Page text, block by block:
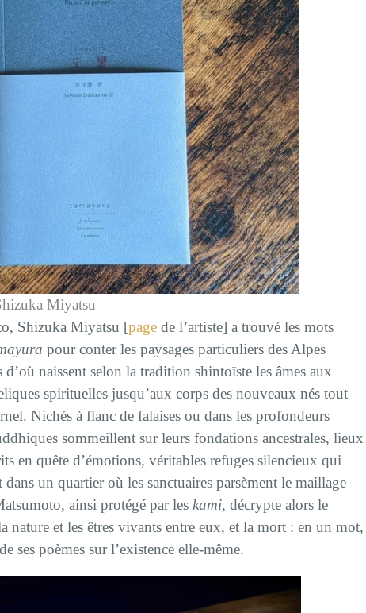
Miyatsu
Shizuka Miyatsu [page de l’artiste] a trouvé les mots
pour conter les paysages particuliers des Alpes
d’où naissent selon la tradition shintoïste les âmes aux
spirituelles jusqu’aux corps des nouveaux nés tout
Nichés à flanc de falaises ou dans les profondeurs
sommeillent sur leurs fondations ancestrales, lieux
en quête d’émotions, véritables refuges silencieux qui
un quartier où les sanctuaires parsèment le maillage
ainsi protégé par les kami, décrypte alors le
nature et les êtres vivants entre eux, et la mort : en un mot,
ses poèmes sur l’existence elle-même.